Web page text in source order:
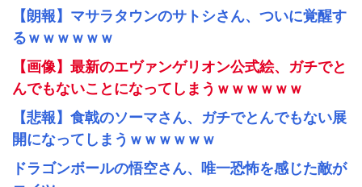
【朗報】マサラタウンのサトシさん、ついに覚醒す
るｗｗｗｗｗｗ
【画像】最新のエヴァンゲリオン公式絵、ガチでと
んでもないことになってしまうｗｗｗｗｗｗ
【悲報】食戟のソーマさん、ガチでとんでもない展
開になってしまうｗｗｗｗｗｗ
ドラゴンボールの悟空さん、唯一恐怖を感じた敵が